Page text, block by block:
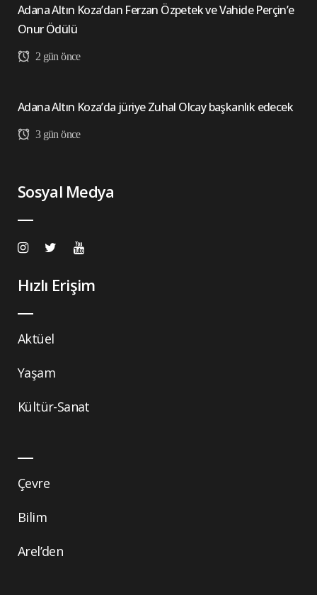
Adana Altın Koza’dan Ferzan Özpetek ve Vahide Perçin’e
Onur Ödülü
2 gün önce
Adana Altın Koza’da jüriye Zuhal Olcay başkanlık edecek
3 gün önce
Sosyal Medya
Hızlı Erişim
Aktüel
Yaşam
Kültür-Sanat
Çevre
Bilim
Arel’den